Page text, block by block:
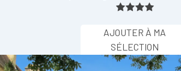
AJOUTER À MA
SÉLECTION